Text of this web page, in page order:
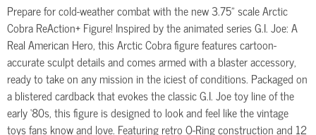
Prepare for cold-weather combat with the new 3.75” scale Arctic
Cobra ReAction+ Figure! Inspired by the animated series G.I. Joe: A
Real American Hero, this Arctic Cobra figure features cartoon-
accurate sculpt details and comes armed with a blaster accessory,
ready to take on any mission in the iciest of conditions. Packaged on
a blistered cardback that evokes the classic G.I. Joe toy line of the
early ‘80s, this figure is designed to look and feel like the vintage
toys fans know and love. Featuring retro O-Ring construction and 12